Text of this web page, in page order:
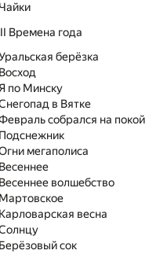
Чайки
Времена года
берёзка
Восход
по Минску
в Вятке
собрался на покой
Подснежник
мегаполиса
Весеннее
Весеннее волшебство
Мартовское
Карловарская весна
Берёзовый сок